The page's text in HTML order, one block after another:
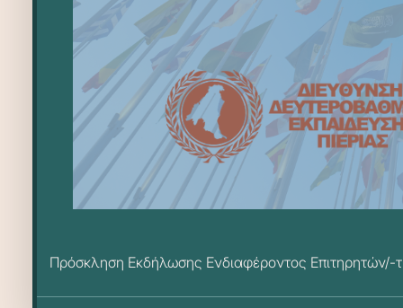
Πρόσκληση Εκδήλωσης Ενδιαφέροντος Επιτηρητών/-